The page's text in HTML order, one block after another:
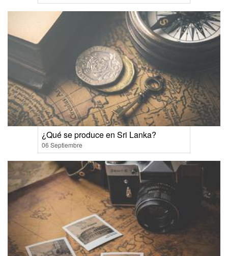
¿Qué se produce en Sri Lanka?
06 Septiembre